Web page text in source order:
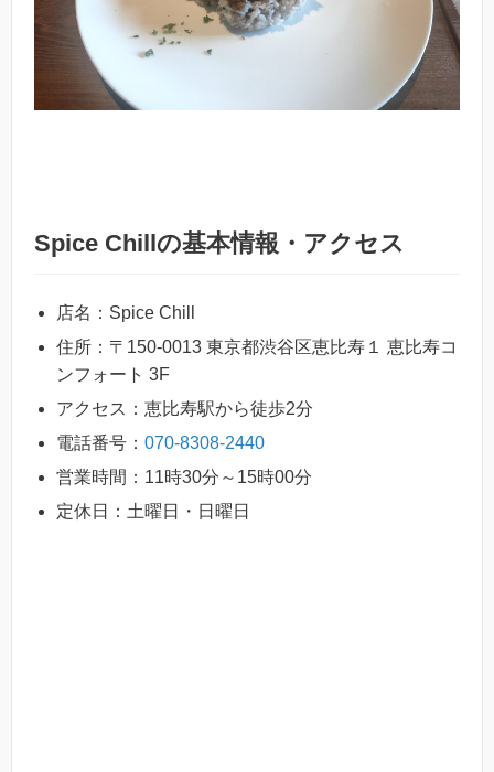
Spice Chillの基本情報・アクセス
店名：Spice Chill
住所：〒150-0013 東京都渋谷区恵比寿１ 恵比寿コ
ンフォート 3F
アクセス：恵比寿駅から徒歩2分
電話番号： 070-8308-2440
営業時間：11時30分～15時00分
定休日：土曜日・日曜日